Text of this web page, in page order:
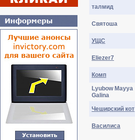
талмид
Cвятoшa
УЩС
Eliezer7
Комп
Lyubow Mayya
Galina
Чеширский кот
Василиса